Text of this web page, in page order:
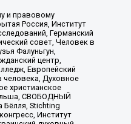
и правовому
Россия, Институт
Германский
совет, Человек в
Фалуньгун,
центр,
Европейский
Духовное
христианское
СВОБОДНЫЙ
Stichting
Институт